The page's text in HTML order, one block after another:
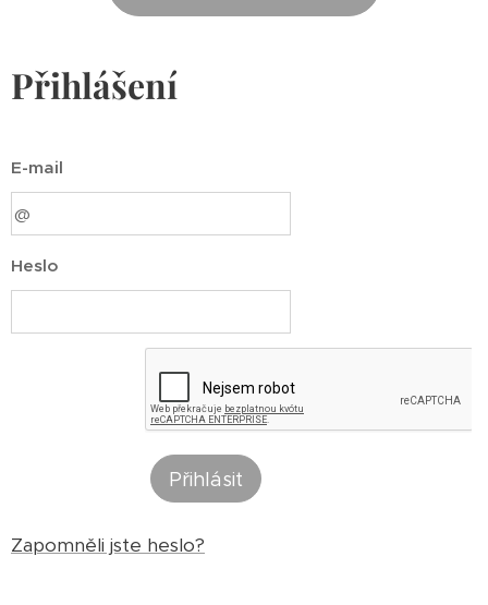
Přihlášení
E-mail
Heslo
Přihlásit
Zapomněli jste heslo?